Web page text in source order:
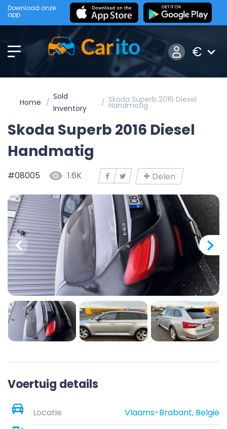
Download onze
app
€
Home
Sold
Inventory
Skoda Superb 2016 Diesel
Handmatig
Skoda Superb 2016 Diesel
Handmatig
#08005 1.6K Delen
Voertuig details
Locatie
Vlaams-Brabant, België